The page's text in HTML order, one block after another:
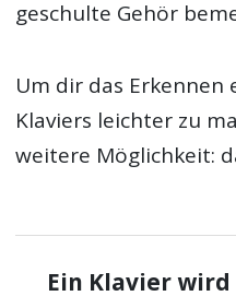
geschulte Gehör
Um dir das
Klaviers leichter zu
weitere Möglichkeit:
Ein Klavier